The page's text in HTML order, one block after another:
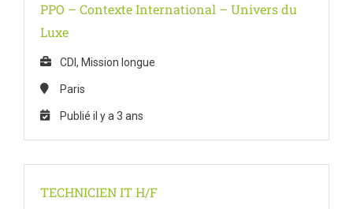
PPO – Contexte International – Univers du
Luxe
CDI, Mission longue
Paris
Publié il y a 3 ans
TECHNICIEN IT H/F